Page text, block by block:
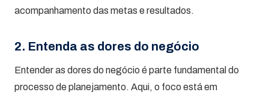
acompanhamento das metas e resultados.
2. Entenda as dores do negócio
Entender as dores do negócio é parte fundamental do
processo de planejamento. Aqui, o foco está em